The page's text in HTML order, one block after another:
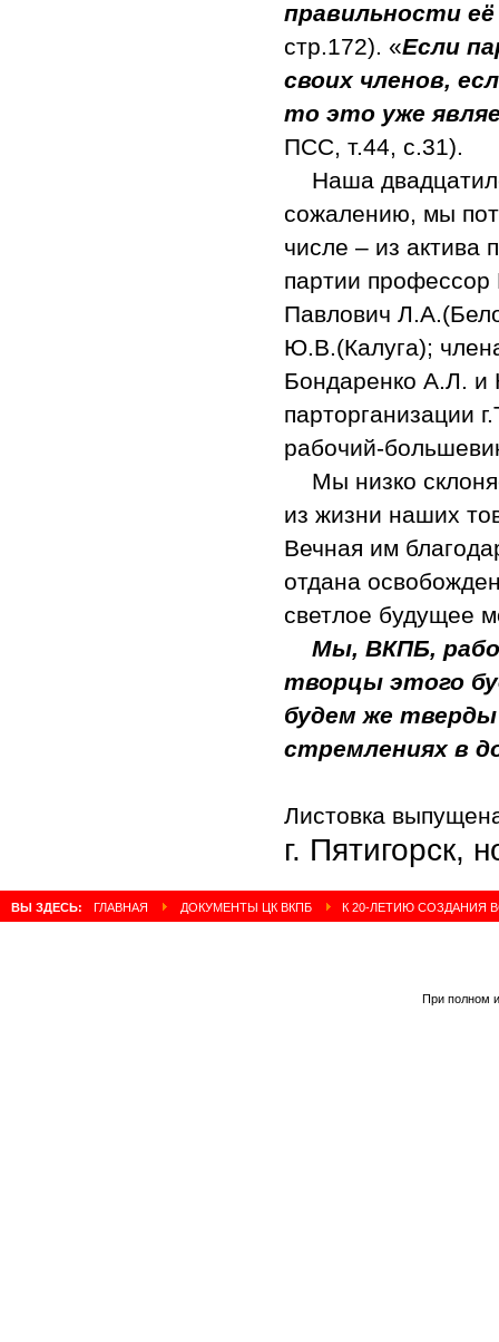
правильности
стр.172). «Если
своих членов,
то это уже
ПСС, т.44, с.31).
Наша
сожалению, мы
числе – из актива
партии
Павлович
Ю.В.(Калуга);
Бондаренко А.Л. и
парторганизации
рабочий-
Мы низко
из жизни наших
Вечная им
отдана
светлое будущее
Мы, ВКПБ,
творцы этого
будем же тверды
стремлениях в
Листовка
г. Пятигорск,
ВЫ ЗДЕСЬ: ГЛАВНАЯ ДОКУМЕНТЫ ЦК ВКПБ К 20-ЛЕТИЮ СОЗДАНИЯ
При полном